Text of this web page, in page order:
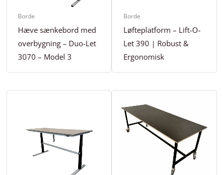
Borde
Hæve sænkebord med
overbygning – Duo-Let
3070 – Model 3
Borde
Løfteplatform – Lift-O-
Let 390 | Robust &
Ergonomisk